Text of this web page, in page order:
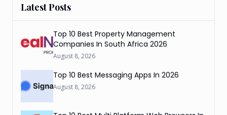
Latest Posts
Top 10 Best Property Management
Companies In South Africa 2026
August 8, 2026
Top 10 Best Messaging Apps In 2026
August 8, 2026